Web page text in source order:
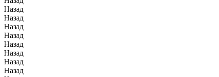
Назад
Назад
Назад
Назад
Назад
Назад
Назад
Назад